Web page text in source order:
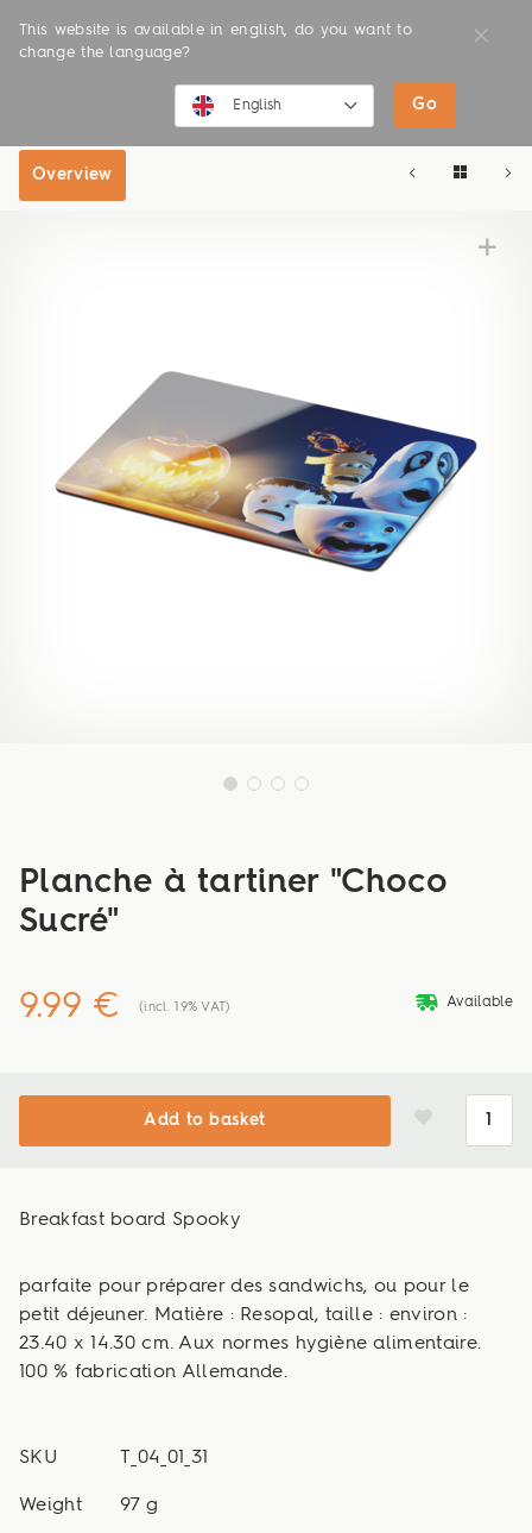
This website is available in english, do you want to
change the language?
English Go
ONLINE SHOP
Overview
Planche à tartiner "Choco
Sucré"
9.99 € (incl. 19% VAT) deliveryvan Available
Add to basket
Breakfast board Spooky
parfaite pour préparer des sandwichs, ou pour le
petit déjeuner. Matière : Resopal, taille : environ :
23.40 x 14.30 cm. Aux normes hygiène alimentaire.
100 % fabrication Allemande.
SKU T_04_01_31
Weight 97 g